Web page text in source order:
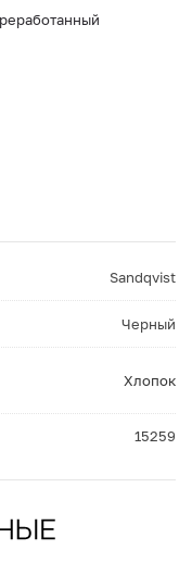
Sandqvist
Черный
Хлопок
15259